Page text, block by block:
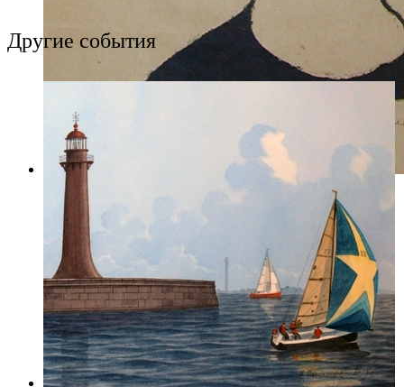
Фото: Музей Ахматовой
Другие события